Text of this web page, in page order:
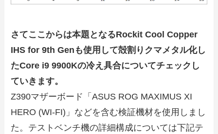
さてここからは本題となるRockit CoolCopper
IHS for 9th Gen も使用して殻割りクマメタル化し
たCore i9 9900Kの冷え具合についてチェックし
ていきます。
Z390マザーボード「ASUS ROG MAXIMUS XI
HERO (WI-FI)」などを含む検証機材を使用しまし
た。テストベンチ機の詳細構成については下記テ